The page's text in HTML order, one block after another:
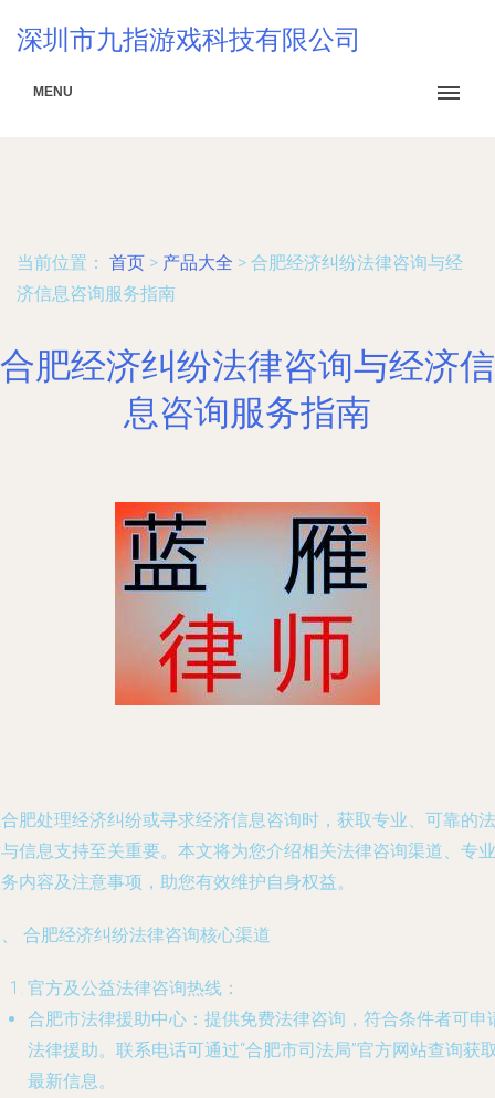
深圳市九指游戏科技有限公司
MENU
当前位置： 首页 > 产品大全 > 合肥经济纠纷法律咨询与经
济信息咨询服务指南
合肥经济纠纷法律咨询与经济信
息咨询服务指南
肥处理经济纠纷或寻求经济信息咨询时，获取专业、可靠的法
信息支持至关重要。本文将为您介绍相关法律咨询渠道、专业
内容及注意事项，助您有效维护自身权益。
合肥经济纠纷法律咨询核心渠道
官方及公益法律咨询热线：
合肥市法律援助中心 ：提供免费法律咨询，符合条件者可申
法律援助。联系电话可通过“合肥市司法局”官方网站查询获
最新信息。